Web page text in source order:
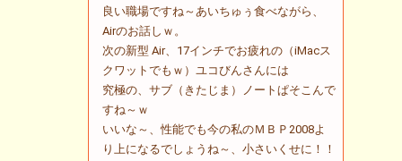
良い職場ですね～あいちゅぅ食べながら、
Airのお話しｗ。
次の新型 Air、17インチでお疲れの（iMacス
クワットでもｗ）ユコびんさんには
究極の、サブ（きたじま）ノートぱそこんで
すね～ｗ
いいな～、性能でも今の私のＭＢＰ2008よ
り上になるでしょうね～、小さいくせに！！